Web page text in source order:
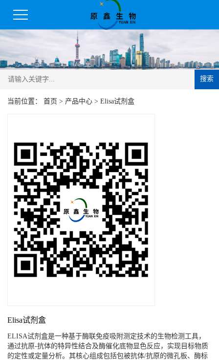
搜索
当前位置： 首页 > 产品中心 > Elisa试剂盒
Elisa试剂盒
ELISA试剂盒是一种基于酶联免疫吸附测定技术的生物检测工具，
通过抗原-抗体的特异性结合及酶催化底物显色反应，实现目标物质
的定性或定量分析。其核心组成包括包被抗体/抗原的微孔板、酶标